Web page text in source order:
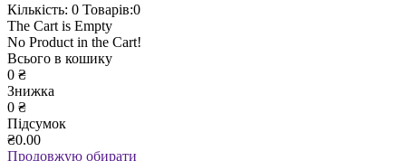
Кількість: 0 Товарів:0
The Cart is Empty
No Product in the Cart!
Всього в кошику
0 ₴
Знижка
0 ₴
Підсумок
₴0.00
Продовжую обирати